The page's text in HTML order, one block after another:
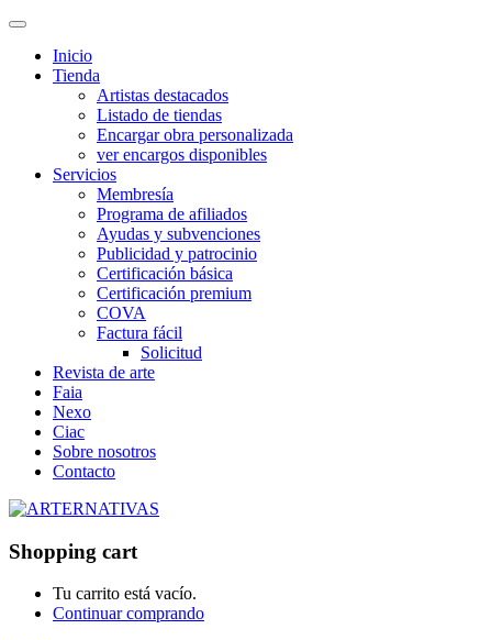
Inicio
Tienda
Artistas destacados
Listado de tiendas
Encargar obra personalizada
ver encargos disponibles
Servicios
Membresía
Programa de afiliados
Ayudas y subvenciones
Publicidad y patrocinio
Certificación básica
Certificación premium
COVA
Factura fácil
Solicitud
Revista de arte
Faia
Nexo
Ciac
Sobre nosotros
Contacto
Shopping cart
Tu carrito está vacío.
Continuar comprando